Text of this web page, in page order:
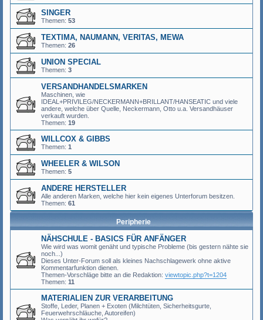
SINGER
Themen: 53
TEXTIMA, NAUMANN, VERITAS, MEWA
Themen: 26
UNION SPECIAL
Themen: 3
VERSANDHANDELSMARKEN
Maschinen, wie
IDEAL+PRIVILEG/NECKERMANN+BRILLANT/HANSEATIC und viele
andere, welche über Quelle, Neckermann, Otto u.a. Versandhäuser
verkauft wurden.
Themen: 19
WILLCOX & GIBBS
Themen: 1
WHEELER & WILSON
Themen: 5
ANDERE HERSTELLER
Alle anderen Marken, welche hier kein eigenes Unterforum besitzen.
Themen: 61
Peripherie
NÄHSCHULE - BASICS FÜR ANFÄNGER
Wie wird was womit genäht und typische Probleme (bis gestern nähte sie
noch...)
Dieses Unter-Forum soll als kleines Nachschlagewerk ohne aktive
Kommentarfunktion dienen.
Themen-Vorschläge bitte an die Redaktion: viewtopic.php?t=1204
Themen: 11
MATERIALIEN ZUR VERARBEITUNG
Stoffe, Leder, Planen + Exoten (Milchtüten, Sicherheitsgurte,
Feuerwehrschläuche, Autoreifen)